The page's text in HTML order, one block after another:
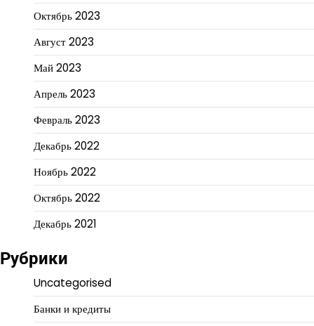
Октябрь 2023
Август 2023
Май 2023
Апрель 2023
Февраль 2023
Декабрь 2022
Ноябрь 2022
Октябрь 2022
Декабрь 2021
Рубрики
Uncategorised
Банки и кредиты